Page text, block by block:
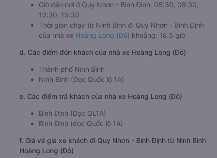
Giờ đến nơi ở Quy Nhơn - Bình Định: 05:30, 08:30,
10:30, 15:30
Thời gian chạy từ Ninh Bình đi Quy Nhơn - Bình Định
của nhà xe Hoàng Long (Đỏ) khoảng: 18.5 giờ
d. Các điểm đón khách của nhà xe Hoàng Long (Đỏ)
Thành phố Ninh Bình
Ninh Bình (Dọc Quốc lộ 1A)
e. Các điểm trả khách của nhà xe Hoàng Long (Đỏ)
Bình Định (Dọc QL1A)
Bình Định (dọc Quốc lộ 1A)
f. Giá vé giá xe khách đi Quy Nhơn - Bình Định từ Ninh Bình
Hoàng Long (Đỏ)